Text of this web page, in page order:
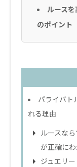
ルース
のポイント
パライバト
れる理由
ルースな
が正確に
ジュエリ